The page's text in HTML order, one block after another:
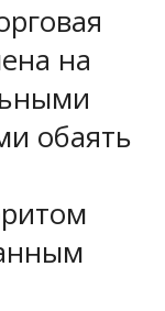
на
обаять